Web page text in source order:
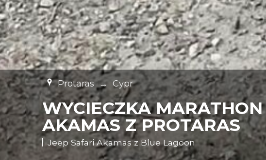
Protaras → Cypr
WYCIECZKA
AKAMAS Z PROTARAS
Jeep Safari Akamas z Blue Lagoon